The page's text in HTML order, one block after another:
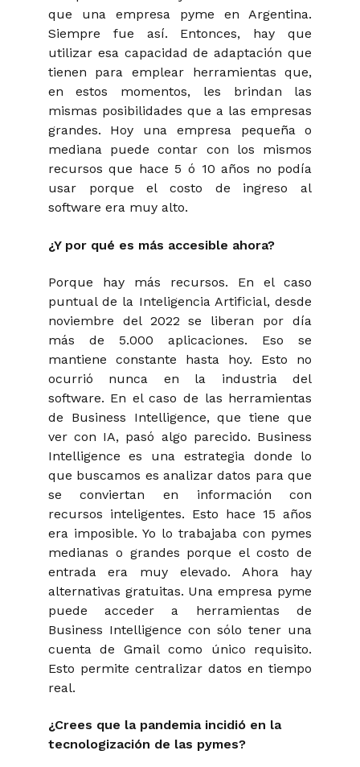
que una empresa pyme en Argentina.
Siempre fue así. Entonces, hay que
utilizar esa capacidad de adaptación que
tienen para emplear herramientas que,
en estos momentos, les brindan las
mismas posibilidades que a las empresas
grandes. Hoy una empresa pequeña o
mediana puede contar con los mismos
recursos que hace 5 ó 10 años no podía
usar porque el costo de ingreso al
software era muy alto.
¿Y por qué es más accesible ahora?
Porque hay más recursos. En el caso
puntual de la Inteligencia Artificial, desde
noviembre del 2022 se liberan por día
más de 5.000 aplicaciones. Eso se
mantiene constante hasta hoy. Esto no
ocurrió nunca en la industria del
software. En el caso de las herramientas
de Business Intelligence, que tiene que
ver con IA, pasó algo parecido. Business
Intelligence es una estrategia donde lo
que buscamos es analizar datos para que
se conviertan en información con
recursos inteligentes. Esto hace 15 años
era imposible. Yo lo trabajaba con pymes
medianas o grandes porque el costo de
entrada era muy elevado. Ahora hay
alternativas gratuitas. Una empresa pyme
puede acceder a herramientas de
Business Intelligence con sólo tener una
cuenta de Gmail como único requisito.
Esto permite centralizar datos en tiempo
real.
¿Crees que la pandemia incidió en la
tecnologización de las pymes?